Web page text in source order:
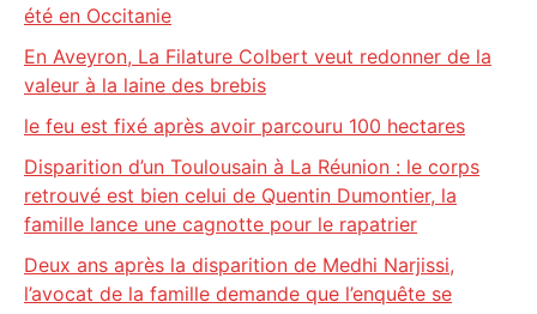
été en Occitanie
En Aveyron, La Filature Colbert veut redonner de la
valeur à la laine des brebis
le feu est fixé après avoir parcouru 100 hectares
Disparition d’un Toulousain à La Réunion : le corps
retrouvé est bien celui de Quentin Dumontier, la
famille lance une cagnotte pour le rapatrier
Deux ans après la disparition de Medhi Narjissi,
l’avocat de la famille demande que l’enquête se